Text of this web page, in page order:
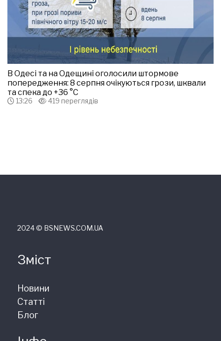
В Одесі та на Одещині оголосили штормове
попередження: 8 серпня очікуються грози, шквали
та спека до +36 °С
13:26 419 переглядів
2024 © ВSNEWS.COM.UA
Зміст
Новини
Статті
Блог